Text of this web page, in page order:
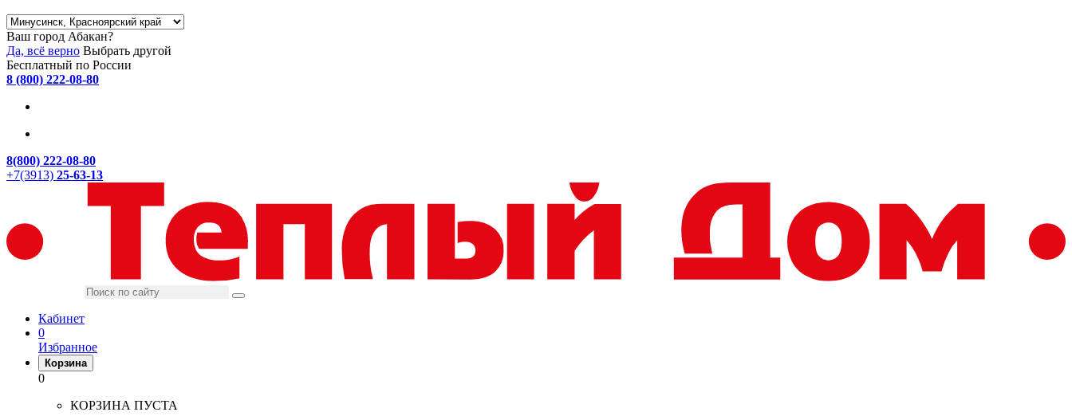
Ваш город Абакан?
Да, всё верно Выбрать другой
Бесплатный по России
8 (800) 222-08-80
8(800) 222-08-80
+7(3913) 25-63-13
Кабинет
0
Избранное
Корзина
0
КОРЗИНА ПУСТА